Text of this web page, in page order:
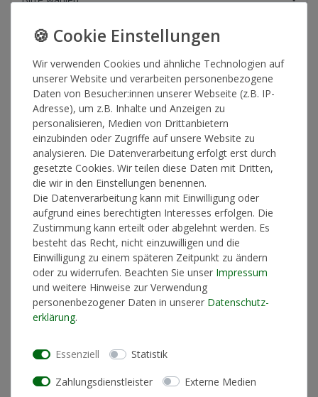
64,90 €*
Lieferzeit 2-4 Werktage
In den Warenkorb
* inkl. ges. MwSt. zzgl. Versandkosten
Produktinformationen
Künstlerinformationen
Materialzusammensetzung 85% gekämmte ringgesponnene
Polyester
Wir verwenden Cookies und ähnliche Technologien auf
unserer Website und verarbeiten personenbezogene
Daten von Besucher:innen unserer Webseite (z.B. IP-
Adresse), um z.B. Inhalte und Anzeigen zu
personalisieren, Medien von Drittanbietern
einzubinden oder Zugriffe auf unsere Website zu
analysieren. Die Datenverarbeitung erfolgt erst durch
gesetzte Cookies. Wir teilen diese Daten mit Dritten,
die wir in den Einstellungen benennen.
Die Datenverarbeitung kann mit Einwilligung oder
aufgrund eines berechtigten Interesses erfolgen. Die
Zustimmung kann erteilt oder abgelehnt werden. Es
besteht das Recht, nicht einzuwilligen und die
Einwilligung zu einem späteren Zeitpunkt zu ändern
oder zu widerrufen. Beachten Sie unser Impressum
und weitere Hinweise zur Verwendung
personenbezogener Daten in unserer Daten­schutz­
erklärung.
Essenziell Statistik
Zahlungsdienstleister Externe Medien